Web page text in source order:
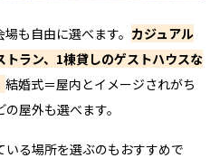
も自由に選べます。 カジュアル
ラン、1棟貸しのゲストハウスな
結婚式＝屋内とイメージされがち
屋外も選べます。
る場所を選ぶのもおすすめで